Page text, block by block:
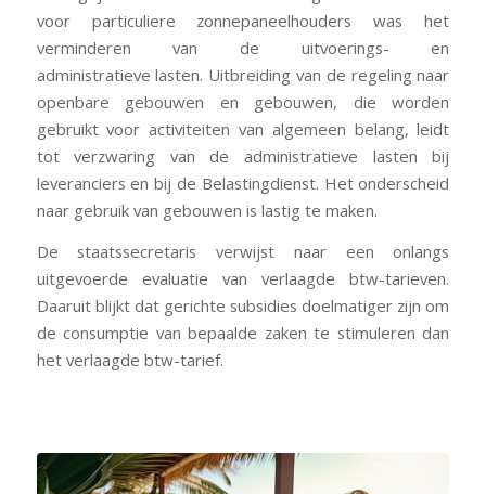
voor particuliere zonnepaneelhouders was het
verminderen van de uitvoerings- en
administratieve lasten. Uitbreiding van de regeling naar
openbare gebouwen en gebouwen, die worden
gebruikt voor activiteiten van algemeen belang, leidt
tot verzwaring van de administratieve lasten bij
leveranciers en bij de Belastingdienst. Het onderscheid
naar gebruik van gebouwen is lastig te maken.
De staatssecretaris verwijst naar een onlangs
uitgevoerde evaluatie van verlaagde btw-tarieven.
Daaruit blijkt dat gerichte subsidies doelmatiger zijn om
de consumptie van bepaalde zaken te stimuleren dan
het verlaagde btw-tarief.